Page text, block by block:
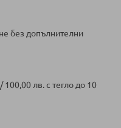
без допълнителни
лв. с тегло до 10